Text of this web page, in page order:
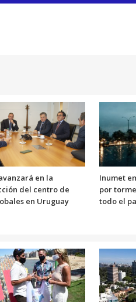
en la
del centro de
en Uruguay
Inumet
por
todo el